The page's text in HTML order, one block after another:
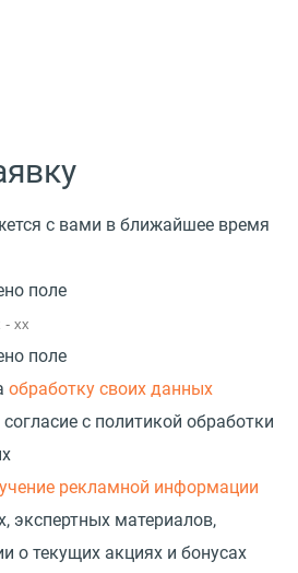
с вами в ближайшее время
поле
поле
обработку своих данных
с политикой обработки
рекламной информации
экспертных материалов,
о текущих акциях и бонусах